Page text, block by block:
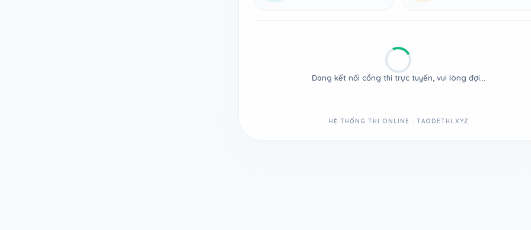
Đang kết nối cổng thi trực tuyến, vui lòng đợi...
HỆ THỐNG THI ONLINE · TAODETHI.XYZ